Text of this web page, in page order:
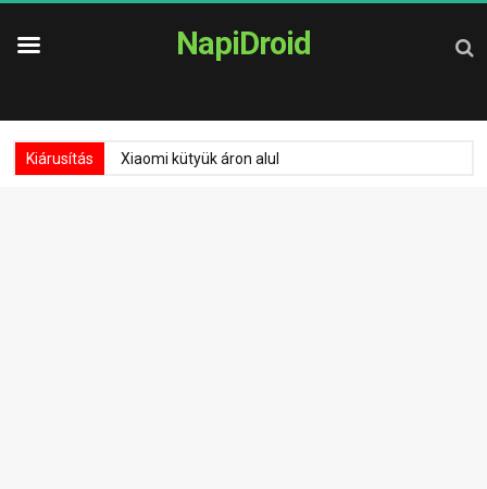
NapiDroid
Kiárusítás Xiaomi kütyük áron alul